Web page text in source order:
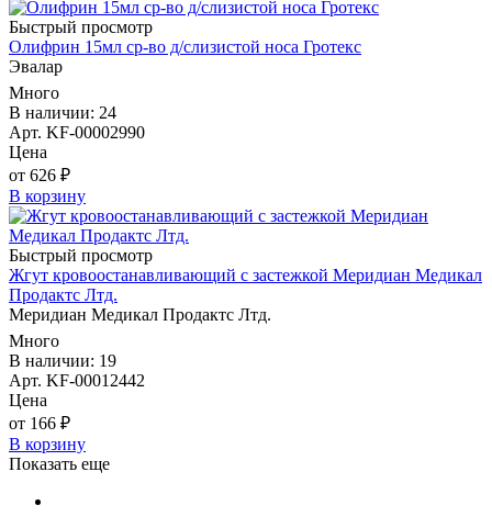
Быстрый просмотр
Олифрин 15мл ср-во д/слизистой носа Гротекс
Эвалар
Много
В наличии: 24
Арт. KF-00002990
Цена
от 626 ₽
В корзину
Быстрый просмотр
Жгут кровоостанавливающий с застежкой Меридиан Медикал
Продактс Лтд.
Меридиан Медикал Продактс Лтд.
Много
В наличии: 19
Арт. KF-00012442
Цена
от 166 ₽
В корзину
Показать еще